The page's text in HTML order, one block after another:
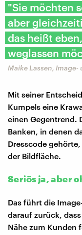
"Sie möchten
aber
das heißt
weglassen
Maike Lassen,
Mit seiner
Kumpels eine
einen Gegentrend.
Banken, in denen
Dresscode
der Bildfläche.
Seriös ja, aber
Das führt die
darauf zurück,
Nähe zum Kunden